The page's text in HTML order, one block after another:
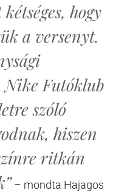
hogy
a versenyt.
Nike Futóklub
szóló
hiszen
ritkán
– mondta Hajagos